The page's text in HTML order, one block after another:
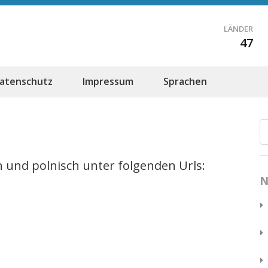
LÄNDER
47
Impressum Sprachen
und polnisch unter folgenden Urls: